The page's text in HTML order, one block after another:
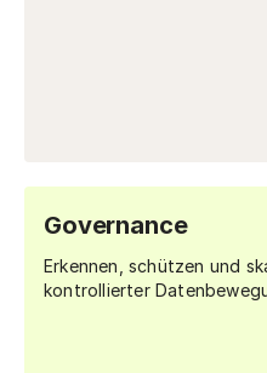
Governance
Erkennen, schützen und
kontrollierter